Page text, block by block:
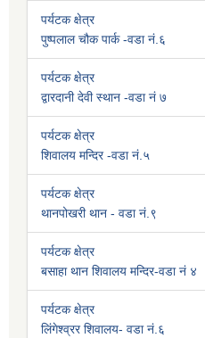
पर्यटक क्षेत्र
पुष्पलाल चौक पार्क -वडा नं.६
पर्यटक क्षेत्र
द्वारदानी देवी स्थान -वडा नं ७
पर्यटक क्षेत्र
शिवालय मन्दिर -वडा नं.५
पर्यटक क्षेत्र
थानपोखरी थान - वडा नं.९
पर्यटक क्षेत्र
बसाहा थान शिवालय मन्दिर-वडा नं ४
पर्यटक क्षेत्र
लिंगेश्व्रर शिवालय- वडा नं.६